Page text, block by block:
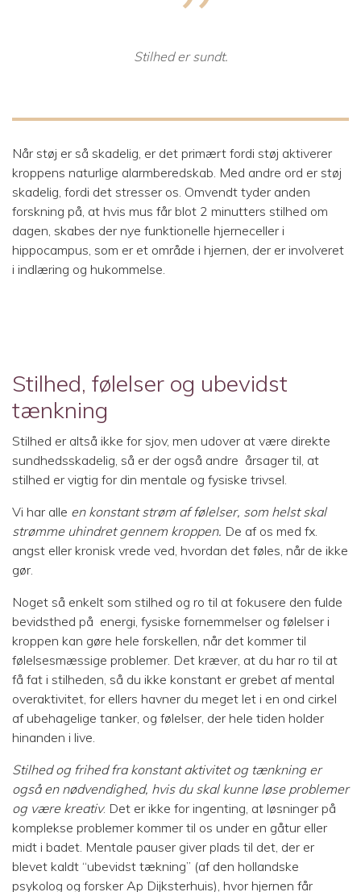
Stilhed er sundt.
Når støj er så skadelig, er det primært fordi støj aktiverer
kroppens naturlige alarmberedskab. Med andre ord er støj
skadelig, fordi det stresser os. Omvendt tyder anden
forskning på, at hvis mus får blot 2 minutters stilhed om
dagen, skabes der nye funktionelle hjerneceller i
hippocampus, som er et område i hjernen, der er involveret
i indlæring og hukommelse.
Stilhed, følelser og ubevidst
tænkning
Stilhed er altså ikke for sjov, men udover at være direkte
sundhedsskadelig, så er der også andre årsager til, at
stilhed er vigtig for din mentale og fysiske trivsel.
Vi har alle en konstant strøm af følelser, som helst skal
strømme uhindret gennem kroppen. De af os med fx.
angst eller kronisk vrede ved, hvordan det føles, når de ikke
gør.
Noget så enkelt som stilhed og ro til at fokusere den fulde
bevidsthed på energi, fysiske fornemmelser og følelser i
kroppen kan gøre hele forskellen, når det kommer til
følelsesmæssige problemer. Det kræver, at du har ro til at
få fat i stilheden, så du ikke konstant er grebet af mental
overaktivitet, for ellers havner du meget let i en ond cirkel
af ubehagelige tanker, og følelser, der hele tiden holder
hinanden i live.
Stilhed og frihed fra konstant aktivitet og tænkning er
også en nødvendighed, hvis du skal kunne løse problemer
og være kreativ. Det er ikke for ingenting, at løsninger på
komplekse problemer kommer til os under en gåtur eller
midt i badet. Mentale pauser giver plads til det, der er
blevet kaldt “ubevidst tækning” (af den hollandske
psykolog og forsker Ap Dijksterhuis), hvor hjernen får